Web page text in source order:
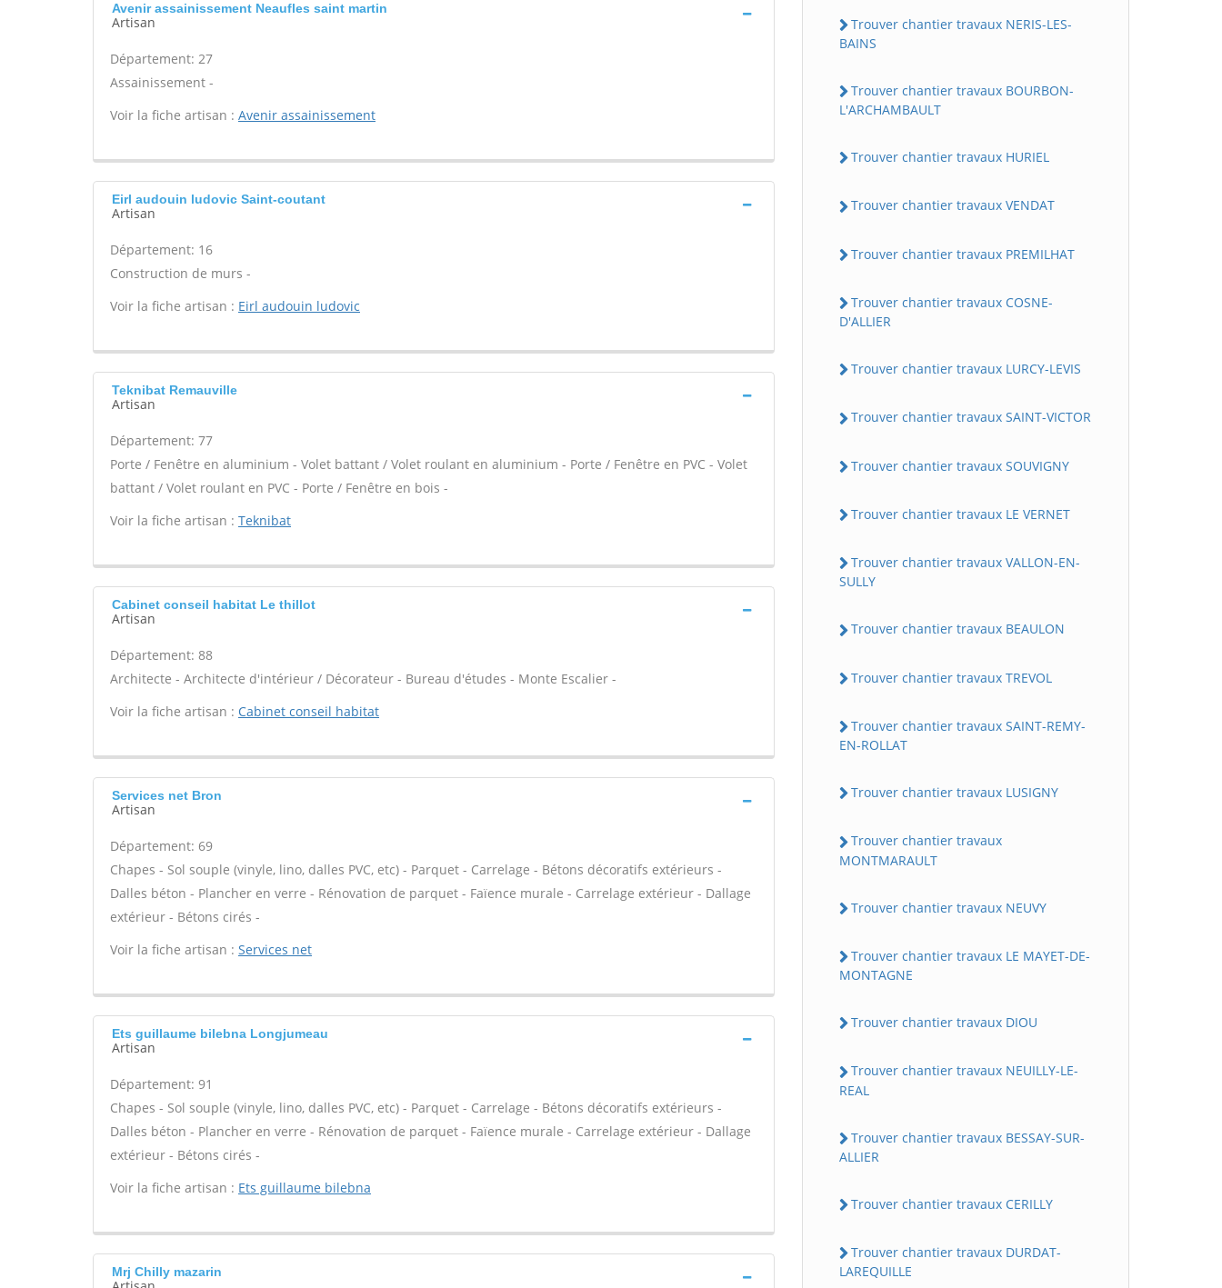
Avenir assainissement Neaufles saint martin
Artisan
Département: 27
Assainissement -
Voir la fiche artisan : Avenir assainissement
Eirl audouin ludovic Saint-coutant
Artisan
Département: 16
Construction de murs -
Voir la fiche artisan : Eirl audouin ludovic
Teknibat Remauville
Artisan
Département: 77
Porte / Fenêtre en aluminium - Volet battant / Volet roulant en aluminium - Porte / Fenêtre en PVC - Volet
battant / Volet roulant en PVC - Porte / Fenêtre en bois -
Voir la fiche artisan : Teknibat
Cabinet conseil habitat Le thillot
Artisan
Département: 88
Architecte - Architecte d'intérieur / Décorateur - Bureau d'études - Monte Escalier -
Voir la fiche artisan : Cabinet conseil habitat
Services net Bron
Artisan
Département: 69
Chapes - Sol souple (vinyle, lino, dalles PVC, etc) - Parquet - Carrelage - Bétons décoratifs extérieurs -
Dalles béton - Plancher en verre - Rénovation de parquet - Faïence murale - Carrelage extérieur - Dallage
extérieur - Bétons cirés -
Voir la fiche artisan : Services net
Ets guillaume bilebna Longjumeau
Artisan
Département: 91
Chapes - Sol souple (vinyle, lino, dalles PVC, etc) - Parquet - Carrelage - Bétons décoratifs extérieurs -
Dalles béton - Plancher en verre - Rénovation de parquet - Faïence murale - Carrelage extérieur - Dallage
extérieur - Bétons cirés -
Voir la fiche artisan : Ets guillaume bilebna
Mrj Chilly mazarin
Trouver chantier travaux NERIS-LES-
BAINS
Trouver chantier travaux BOURBON-
L'ARCHAMBAULT
Trouver chantier travaux HURIEL
Trouver chantier travaux VENDAT
Trouver chantier travaux PREMILHAT
Trouver chantier travaux COSNE-
D'ALLIER
Trouver chantier travaux LURCY-LEVIS
Trouver chantier travaux SAINT-VICTOR
Trouver chantier travaux SOUVIGNY
Trouver chantier travaux LE VERNET
Trouver chantier travaux VALLON-EN-
SULLY
Trouver chantier travaux BEAULON
Trouver chantier travaux TREVOL
Trouver chantier travaux SAINT-REMY-
EN-ROLLAT
Trouver chantier travaux LUSIGNY
Trouver chantier travaux
MONTMARAULT
Trouver chantier travaux NEUVY
Trouver chantier travaux LE MAYET-DE-
MONTAGNE
Trouver chantier travaux DIOU
Trouver chantier travaux NEUILLY-LE-
REAL
Trouver chantier travaux BESSAY-SUR-
ALLIER
Trouver chantier travaux CERILLY
Trouver chantier travaux DURDAT-
LAREQUILLE